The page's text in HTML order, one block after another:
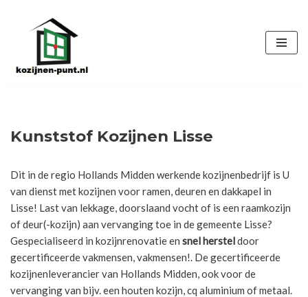
de
Kunststof Kozijnen Lisse
Dit in de regio Hollands Midden werkende kozijnenbedrijf is U
van dienst met kozijnen voor ramen, deuren en dakkapel in
Lisse! Last van lekkage, doorslaand vocht of is een raamkozijn
of deur(-kozijn) aan vervanging toe in de gemeente Lisse?
Gespecialiseerd in kozijnrenovatie en snel hersteldoor
gecertificeerde vakmensen, vakmensen!. De gecertificeerde
kozijnenleverancier van Hollands Midden, ook voor de
vervanging van bijv. een houten kozijn, cq aluminium of metaal.